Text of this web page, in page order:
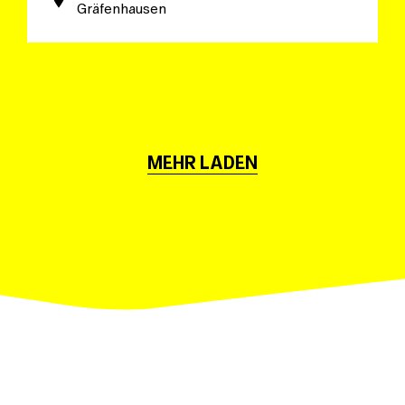
Gräfenhausen
MEHR LADEN